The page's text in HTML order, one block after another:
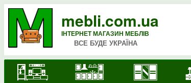
mebli.com.ua
ІНТЕРНЕТ МАГАЗИН МЕБЛІВ
ВСЕ БУДЕ УКРАЇНА